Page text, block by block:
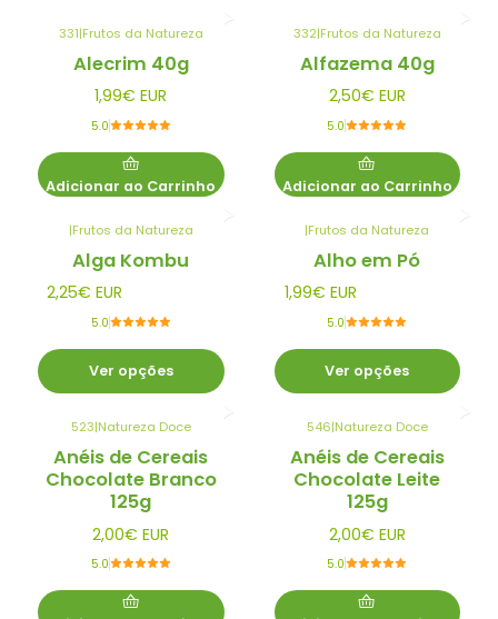
331|Frutos da Natureza
Alecrim 40g
1,99€ EUR
5.0
Adicionar ao Carrinho
332|Frutos da Natureza
Alfazema 40g
2,50€ EUR
5.0
Adicionar ao Carrinho
|Frutos da Natureza
Alga Kombu
2,25€ EUR
5.0
Ver opções
|Frutos da Natureza
Alho em Pó
1,99€ EUR
5.0
Ver opções
523|Natureza Doce
Anéis de Cereais
Chocolate Branco
125g
2,00€ EUR
5.0
546|Natureza Doce
Anéis de Cereais
Chocolate Leite
125g
2,00€ EUR
5.0